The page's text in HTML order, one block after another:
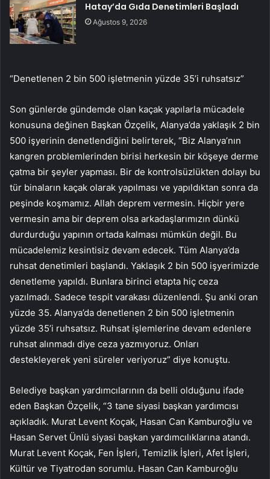
Hatay’da Gıda Denetimleri Başladı
Ağustos 9, 2026
“Denetlenen 2 bin 500 işletmenin yüzde 35’i ruhsatsız”
Son günlerde gündemde olan kaçak yapılarla mücadele
konusuna değinen Başkan Özçelik, Alanya’da yaklaşık 2 bin
500 işyerinin denetlendiğini belirterek, “Biz Alanya’nın
kangren problemlerinden birisi herkesin bir köşeye derme
çatma bir şeyler yapması. Bir de kontrolsüzlükten dolayı bu
tür binaların kaçak olarak yapılması ve yapıldıktan sonra da
peşinde koşmamız. Allah deprem vermesin. Hiçbir yere
vermesin ama bir deprem olsa arkadaşlarımızın dünkü
durdurduğu yapının ortada kalması mümkün değil. Bu
mücadelemiz kesintisiz devam edecek. Tüm Alanya’da
ruhsat denetimleri başlandı. Yaklaşık 2 bin 500 işyerimizde
denetleme yapıldı. Bunlara birinci etapta hiç ceza
yazılmadı. Sadece tespit varakası düzenlendi. Şu anki oran
yüzde 35. Alanya’da denetlenen 2 bin 500 işletmenin
yüzde 35’i ruhsatsız. Ruhsat işlemlerine devam edenlere
ruhsat alınmadı diye ceza yazmıyoruz. Onları
destekleyerek yeni süreler veriyoruz” diye konuştu.
Belediye başkan yardımcılarının da belli olduğunu ifade
eden Başkan Özçelik, “3 tane siyasi başkan yardımcısı
açıkladık. Murat Levent Koçak, Hasan Can Kamburoğlu ve
Hasan Servet Ünlü siyasi başkan yardımcılıklarına atandı.
Murat Levent Koçak, Fen İşleri, Temizlik İşleri, Afet İşleri,
Kültür ve Tiyatrodan sorumlu. Hasan Can Kamburoğlu